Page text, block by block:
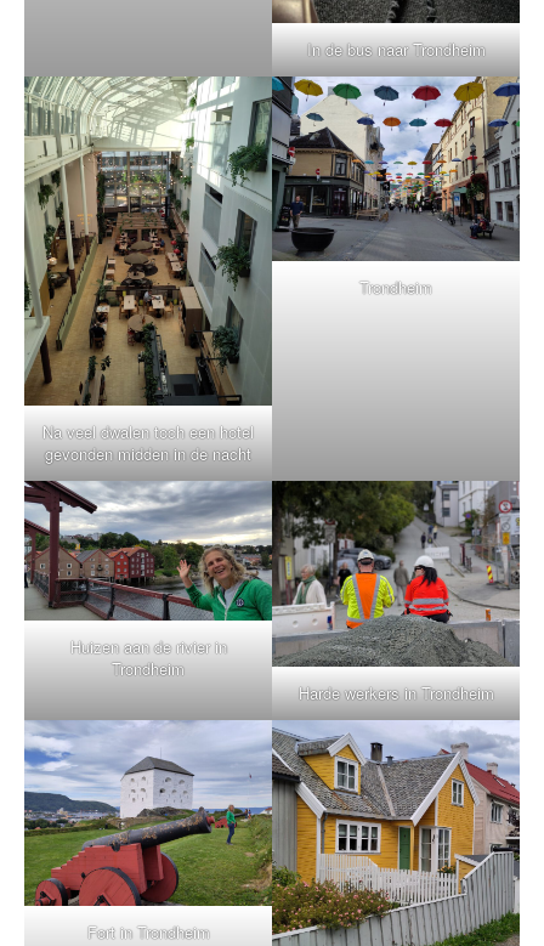
In de bus naar Trondheim
Na veel dwalen toch een hotel
gevonden midden in de nacht
Trondheim
Huizen aan de rivier in
Trondheim
Harde werkers in Trondheim
Fort in Trondheim